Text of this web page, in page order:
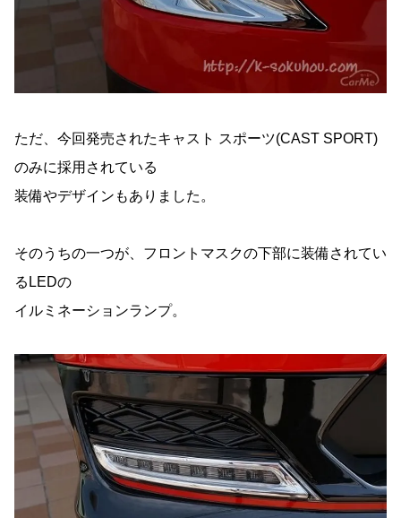
ただ、今回発売されたキャスト スポーツ(CAST SPORT)
のみに採用されている
装備やデザインもありました。
そのうちの一つが、フロントマスクの下部に装備されてい
るLEDの
イルミネーションランプ。